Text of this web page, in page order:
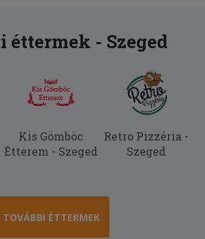
éttermek - Szeged
Kis Gömböc
Étterem - Szeged
Retro Pizzéria -
Szeged
TOVÁBBI ÉTTERMEK